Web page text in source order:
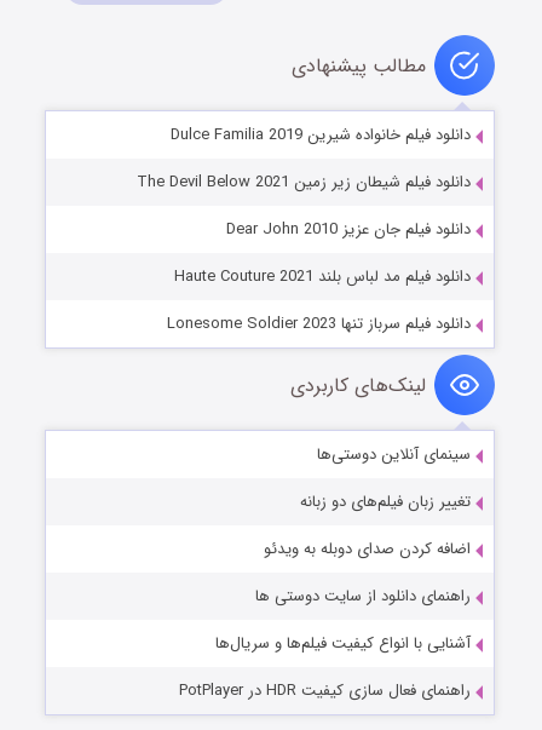
مطالب پیشنهادی
دانلود فیلم خانواده شیرین Dulce Familia 2019
دانلود فیلم شیطان زیر زمین The Devil Below 2021
دانلود فیلم جان عزیز Dear John 2010
دانلود فیلم مد لباس بلند Haute Couture 2021
دانلود فیلم سرباز تنها Lonesome Soldier 2023
لینک‌های کاربردی
سینمای آنلاین دوستی‌ها
تغییر زبان فیلم‌های دو زبانه
اضافه کردن صدای دوبله به ویدئو
راهنمای دانلود از سایت دوستی ها
آشنایی با انواع کیفیت فیلم‌ها و سریال‌ها
راهنمای فعال سازی کیفیت HDR در PotPlayer